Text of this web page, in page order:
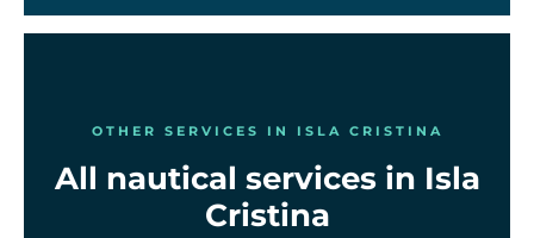
OTHER SERVICES IN ISLA CRISTINA
All nautical services in Isla
Cristina